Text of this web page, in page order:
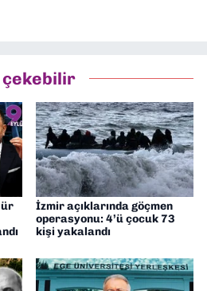
görevini de üstleniyorum.
çekebilir
İzmir açıklarında göçmen
operasyonu: 4’ü çocuk 73
kişi yakalandı